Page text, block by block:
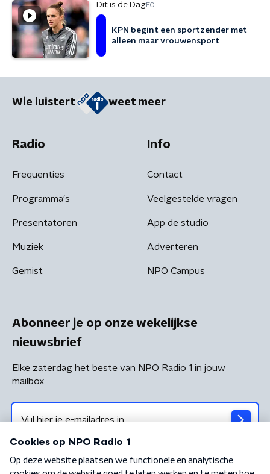
Dit is de DagEO
KPN begint een sportzender met
alleen maar vrouwensport
Wie luistert weet meer
Radio
Frequenties
Programma's
Presentatoren
Muziek
Gemist
Info
Contact
Veelgestelde vragen
App de studio
Adverteren
NPO Campus
Abonneer je op onze wekelijkse
nieuwsbrief
Elke zaterdag het beste van NPO Radio 1 in jouw
mailbox